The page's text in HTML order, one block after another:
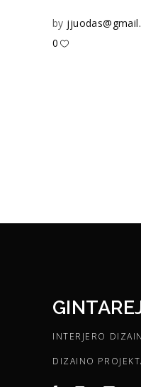
by
0
INTERJERO
DIZAINO